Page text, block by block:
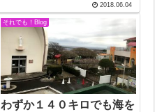
まる一連の儀式をマスターする
までの様子をお伝えしたい。神
妙に出番を待つ子供たちに先生
が声をかける。「次のおともだ
ち、と言っ...
2018.06.04
それでも！Blog
わずか１４０キロでも海を